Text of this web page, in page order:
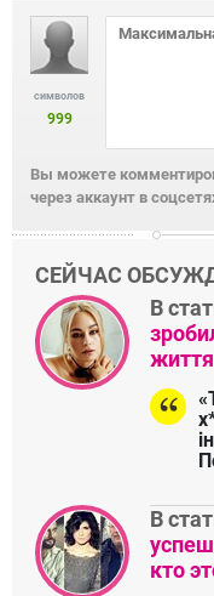
символов
999
Вы можете
через аккаунт в
СЕЙЧАС
В
життя
В
кто